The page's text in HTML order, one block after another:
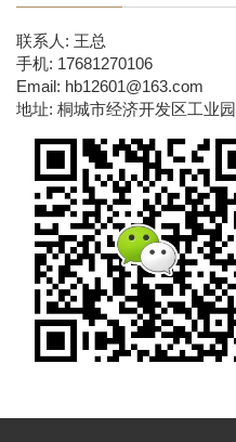
联系人: 王总
手机: 17681270106
Email: hb12601@163.com
地址: 桐城市经济开发区工业园